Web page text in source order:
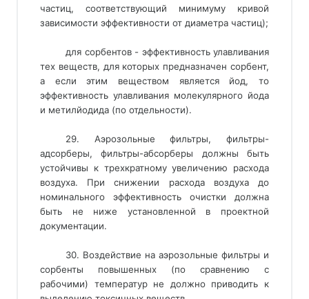
частиц, соответствующий минимуму кривой
зависимости эффективности от диаметра частиц);
для сорбентов - эффективность улавливания
тех веществ, для которых предназначен сорбент,
а если этим веществом является йод, то
эффективность улавливания молекулярного йода
и метилйодида (по отдельности).
29. Аэрозольные фильтры, фильтры-
адсорберы, фильтры-абсорберы должны быть
устойчивы к трехкратному увеличению расхода
воздуха. При снижении расхода воздуха до
номинального эффективность очистки должна
быть не ниже установленной в проектной
документации.
30. Воздействие на аэрозольные фильтры и
сорбенты повышенных (по сравнению с
рабочими) температур не должно приводить к